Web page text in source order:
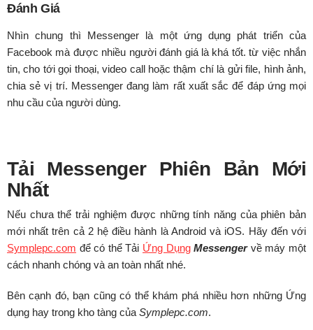
Đánh Giá
Nhìn chung thì Messenger là một ứng dụng phát triển của
Facebook mà được nhiều người đánh giá là khá tốt. từ việc nhắn
tin, cho tới gọi thoại, video call hoặc thậm chí là gửi file, hình ảnh,
chia sẻ vị trí. Messenger đang làm rất xuất sắc để đáp ứng mọi
nhu cầu của người dùng.
Tải Messenger Phiên Bản Mới
Nhất
Nếu chưa thể trải nghiệm được những tính năng của phiên bản
mới nhất trên cả 2 hệ điều hành là Android và iOS. Hãy đến với
Symplepc.com để có thể Tải Ứng Dụng Messengervề máy một
cách nhanh chóng và an toàn nhất nhé.
Bên cạnh đó, bạn cũng có thể khám phá nhiều hơn những Ứng
dụng hay trong kho tàng của Symplepc.com.